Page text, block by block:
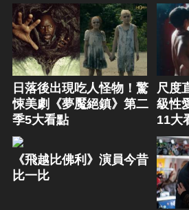
日落後出現吃人怪物！驚
悚美劇《夢魘絕鎮》第二
季5大看點
尺度
級性
11大
《飛越比佛利》演員今昔
比一比